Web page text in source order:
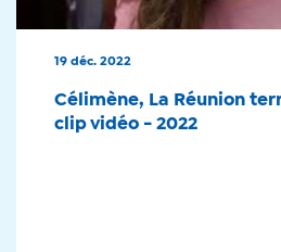
19 déc. 2022
Célimène, La Réunion
clip vidéo - 2022